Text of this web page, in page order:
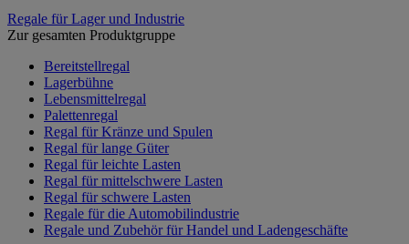
Regale für Lager und Industrie
Zur gesamten Produktgruppe
Bereitstellregal
Lagerbühne
Lebensmittelregal
Palettenregal
Regal für Kränze und Spulen
Regal für lange Güter
Regal für leichte Lasten
Regal für mittelschwere Lasten
Regal für schwere Lasten
Regale für die Automobilindustrie
Regale und Zubehör für Handel und Ladengeschäfte